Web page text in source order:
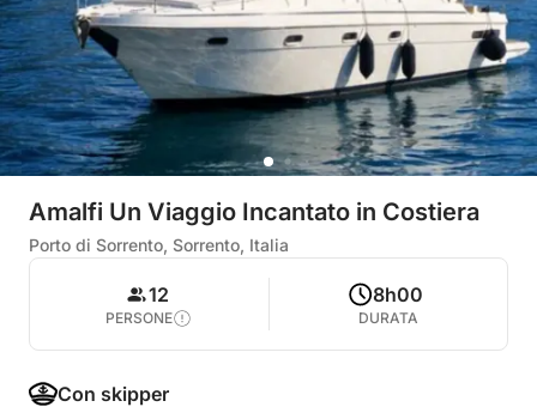
Amalfi Un Viaggio Incantato in Costiera
Porto di Sorrento, Sorrento, Italia
12
PERSONE
8h00
DURATA
Con skipper